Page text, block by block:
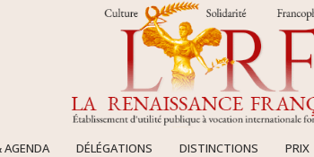
AGENDA DÉLÉGATIONS DISTINCTIONS PRIX